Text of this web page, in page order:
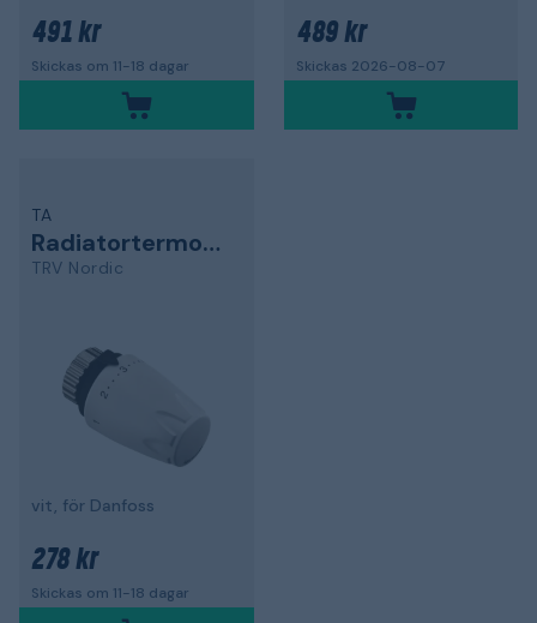
491 kr
Skickas om 11-18 dagar
489 kr
Skickas 2026-08-07
TA
Radiatortermostat
TRV Nordic
vit, för Danfoss
278 kr
Skickas om 11-18 dagar